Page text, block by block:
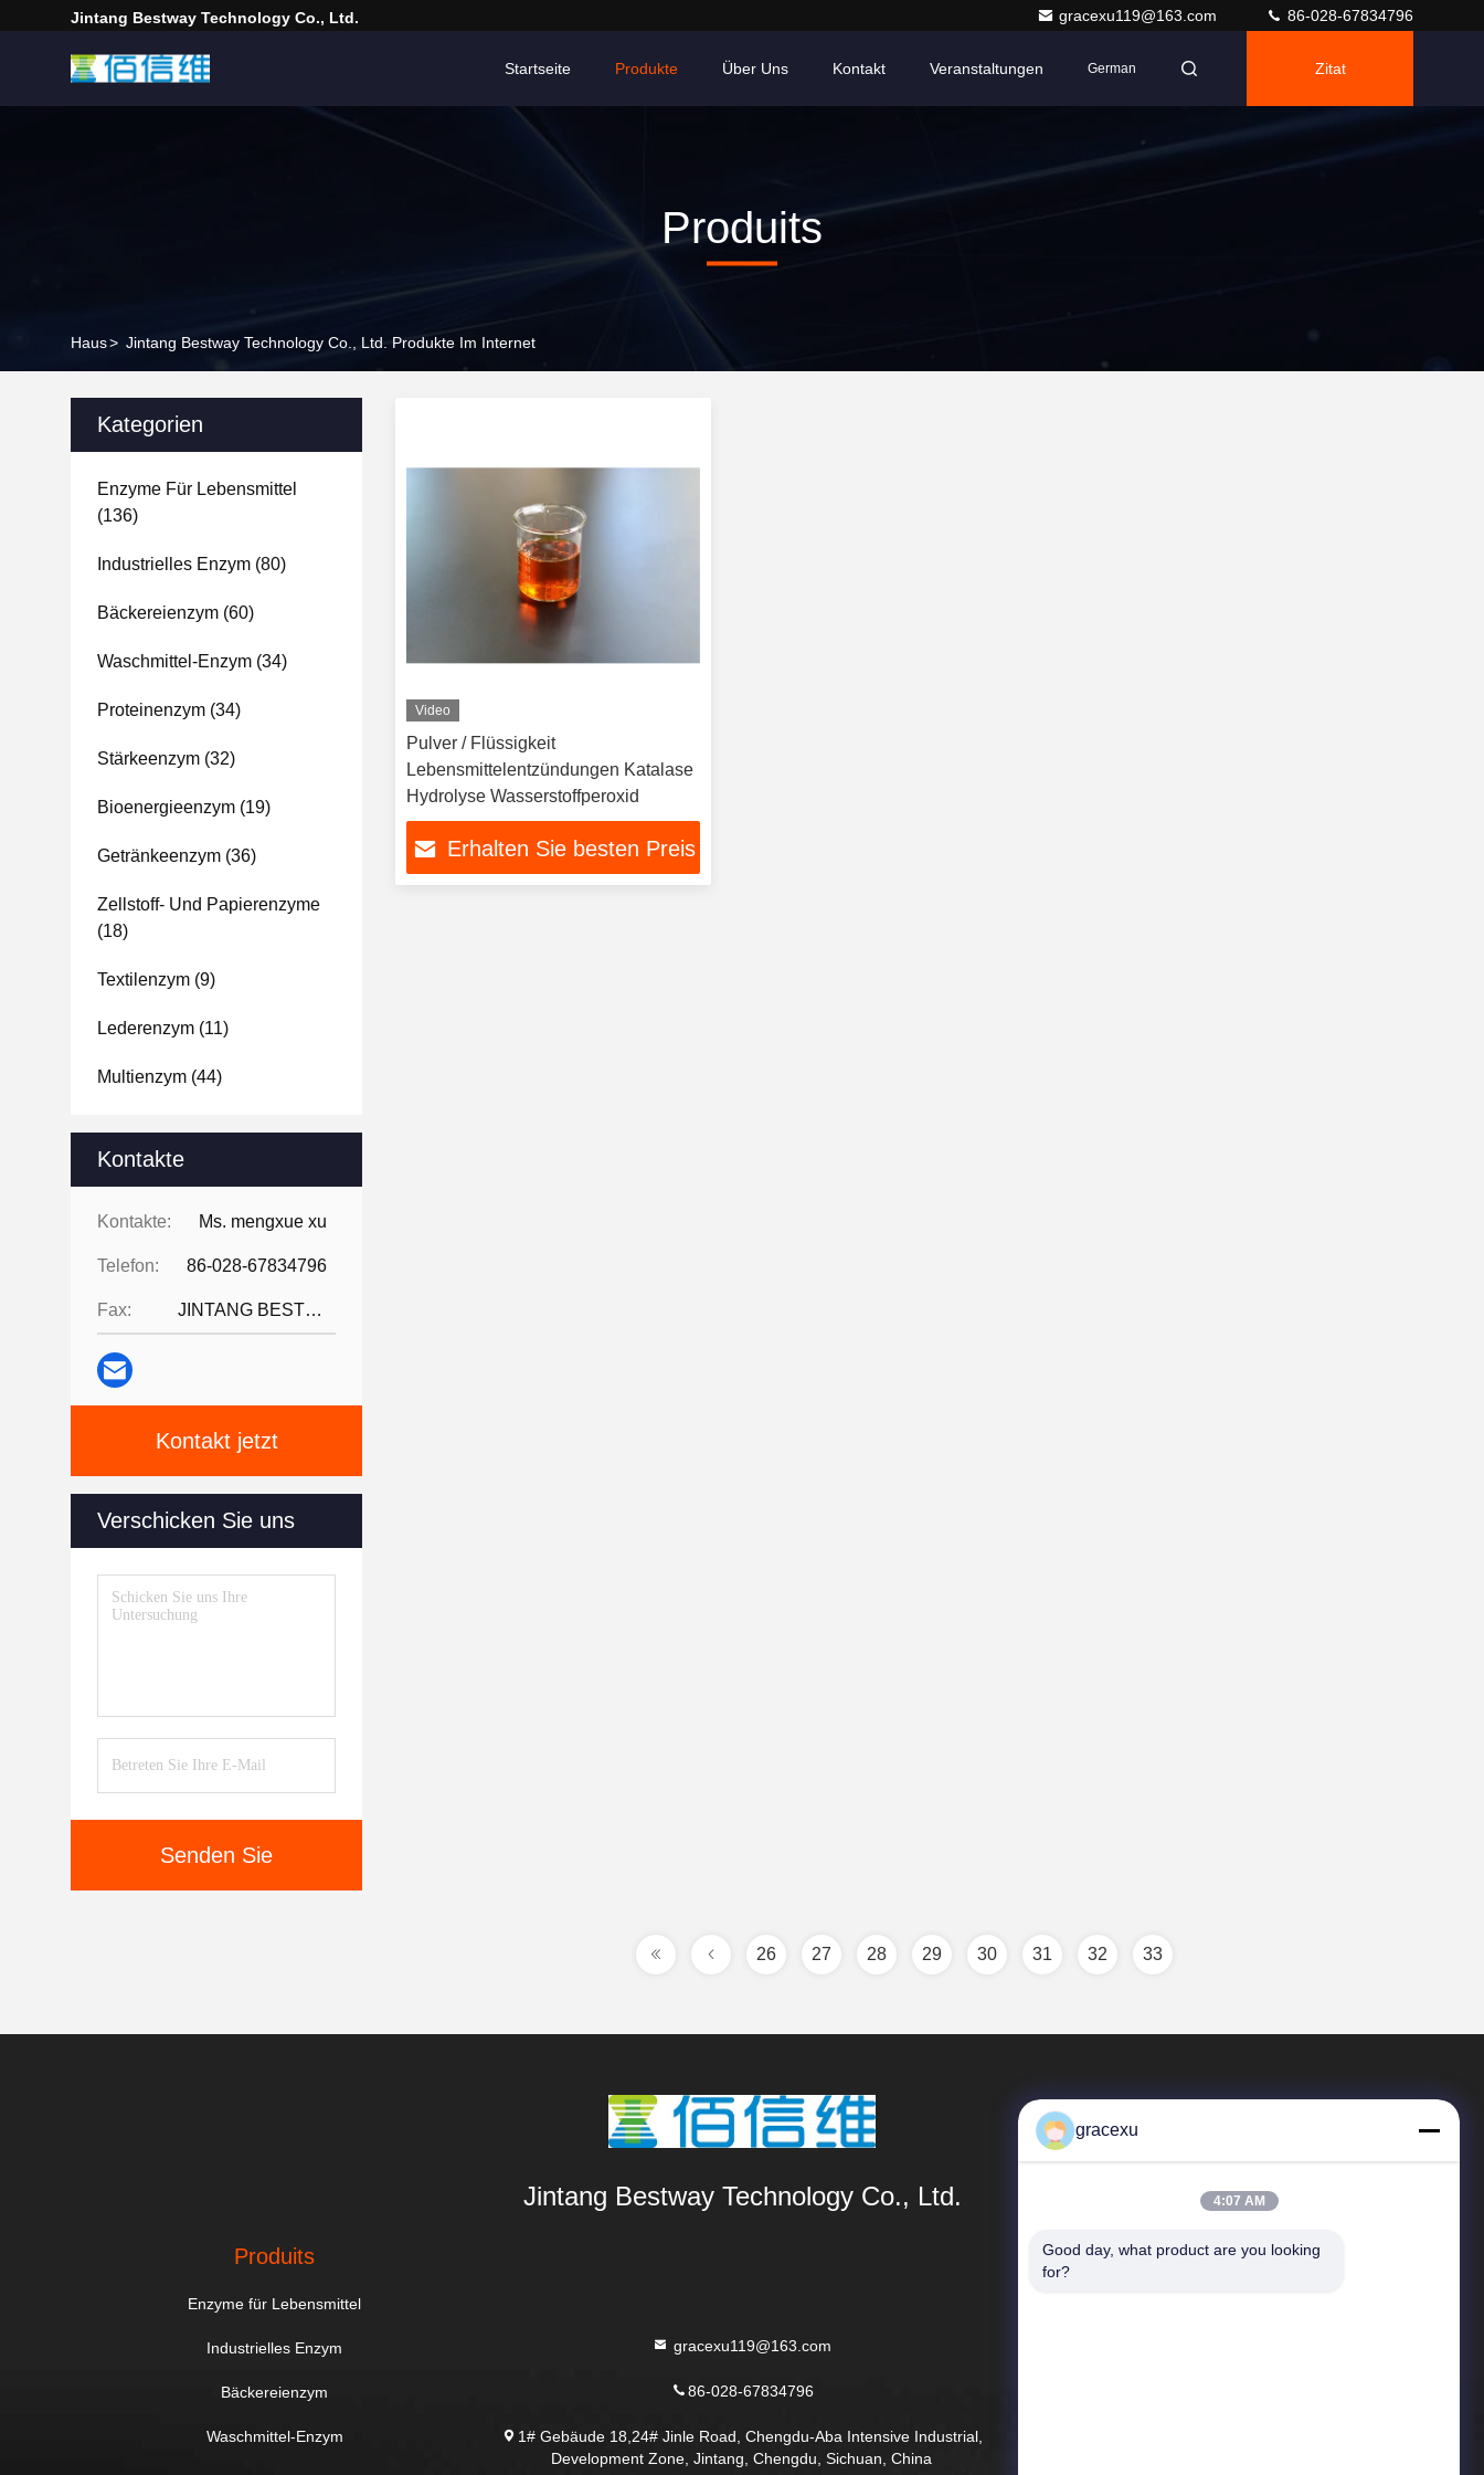
Jintang Bestway Technology Co., Ltd. gracexu119@163.com 86-028-67834796
Startseite Produkte Über Uns Kontakt Veranstaltungen German Zitat
Produits
Haus> Jintang Bestway Technology Co., Ltd. Produkte Im Internet
Kategorien
Enzyme Für Lebensmittel
(136)
Industrielles Enzym (80)
Bäckereienzym (60)
Waschmittel-Enzym (34)
Proteinenzym (34)
Stärkeenzym (32)
Bioenergieenzym (19)
Getränkeenzym (36)
Zellstoff- Und Papierenzyme
(18)
Textilenzym (9)
Lederenzym (11)
Multienzym (44)
Kontakte
Kontakte: Ms. mengxue xu
Telefon: 86-028-67834796
Fax: JINTANG BESTWAY TECHNOLOGY CO
Kontakt jetzt
Verschicken Sie uns
Senden Sie
Video
Pulver / Flüssigkeit
Lebensmittelentzündungen Katalase
Hydrolyse Wasserstoffperoxid
Erhalten Sie besten Preis
26 27 28 29 30 31 32 33
Jintang Bestway Technology Co., Ltd.
Produits
Enzyme für Lebensmittel
Industrielles Enzym
Bäckereienzym
Waschmittel-Enzym
gracexu119@163.com
86-028-67834796
1# Gebäude 18,24# Jinle Road, Chengdu-Aba Intensive Industrial,
Development Zone, Jintang, Chengdu, Sichuan, China
Schnelle Verbindungen
gracexu
4:07 AM
Good day, what product are you looking
for?